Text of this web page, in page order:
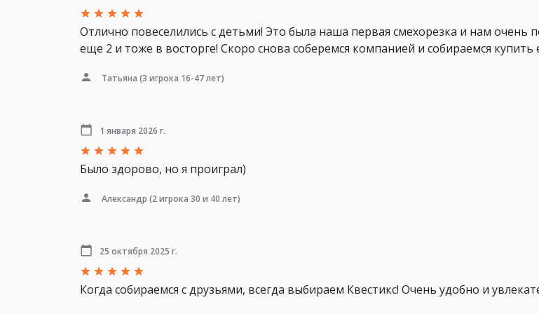
Отлично повеселились с детьми! Это была наша первая смехорезка и нам очень
еще 2 и тоже в восторге! Скоро снова соберемся компанией и собираемся купить
Татьяна (3 игрока 16-47 лет)
1 января 2026 г.
Было здорово, но я проиграл)
Александр (2 игрока 30 и 40 лет)
25 октября 2025 г.
Когда собираемся с друзьями, всегда выбираем Квестикс! Очень удобно и